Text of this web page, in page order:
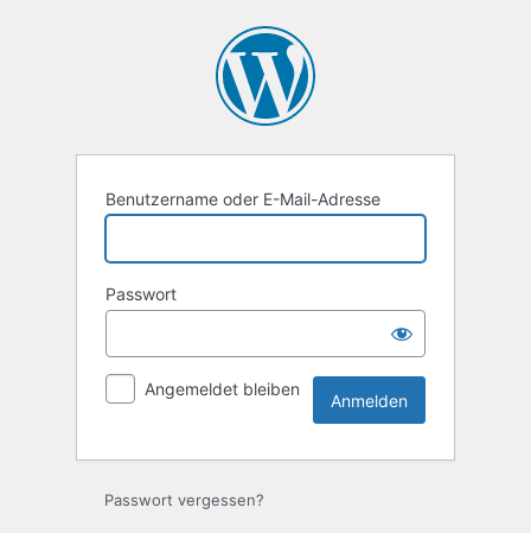
Benutzername oder E-Mail-Adresse
Passwort
Angemeldet bleiben
Passwort vergessen?